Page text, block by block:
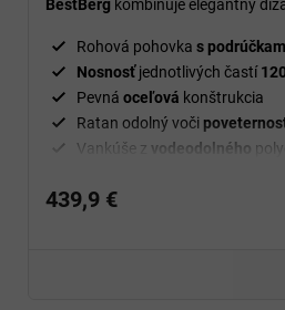
BestBerg kombinuje elegantný
balkóne.Rohová pohovka s
Nosnosťjednotlivých častí
Pevná oceľová konštrukcia
Ratan odolný voči
Vankúše z vodeodolného
Farba ratanu
439,9 €